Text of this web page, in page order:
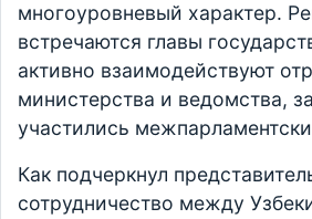
многоуровневый характер.
встречаются главы
активно взаимодействуют
министерства и ведомства,
участились
Как подчеркнул
сотрудничество между